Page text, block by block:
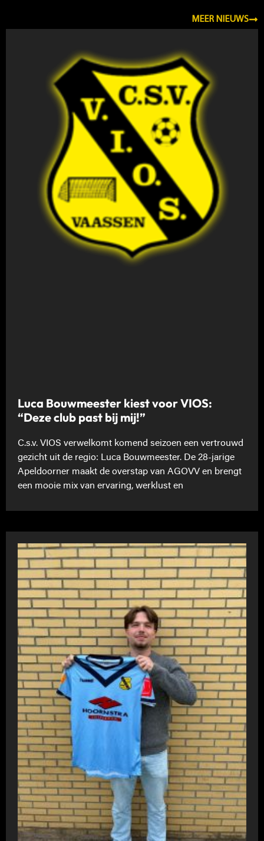
MEER NIEUWS
Luca Bouwmeester kiest voor VIOS:
“Deze club past bij mij!”
C.s.v. VIOS verwelkomt komend seizoen een vertrouwd
gezicht uit de regio: Luca Bouwmeester. De 28-jarige
Apeldoorner maakt de overstap van AGOVV en brengt
een mooie mix van ervaring, werklust en